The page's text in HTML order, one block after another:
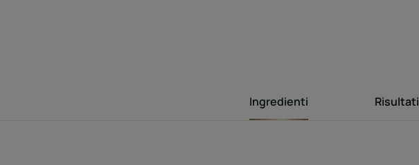
Ingredienti Risultati